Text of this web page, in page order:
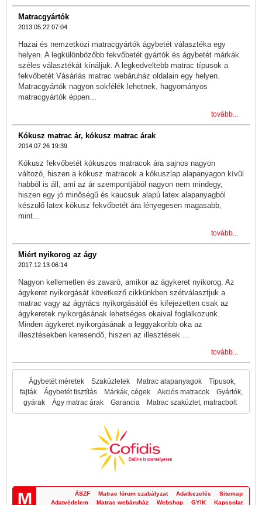
Matracgyártók
2013.05.22 07:04
Hazai és nemzetközi matracgyártók ágybetét választéka egy
helyen. A legkülönbözőbb fekvőbetét gyártók és ágybetét márkák
széles választékát kínáljuk. A legkedveltebb matrac típusok a
fekvőbetét Vásárlás matrac webáruház oldalain egy helyen.
Matracgyártók nagyon sokfélék lehetnek, hagyományos
matracgyártók éppen...
tovább...
Kókusz matrac ár, kókusz matrac árak
2014.07.26 19:39
Kókusz fekvőbetét kókuszos matracok ára sajnos nagyon
változó, hiszen a kókusz matracok a kókuszlap alapanyagon kívül
habból is áll, ami az ár szempontjából nagyon nem mindegy,
hiszen egy jó minőségű és kaucsuk alapú latex alapanyagból
készülő latex kókusz fekvőbetét ára lényegesen magasabb,
mint...
tovább...
Miért nyikorog az ágy
2017.12.13 06:14
Nagyon kellemetlen és zavaró, amikor az ágykeret nyikorog. Az
ágykeret nyikorgását következő cikkünkben szétválasztjuk a
matrac vagy az ágyrács nyikorgásától és kifejezetten csak az
ágykeretek nyikorgásának lehetséges okaival foglalkozunk.
Minden ágykeret nyikorgásának a leggyakoribb oka az
illesztésekben keresendő, hiszen az illesztések ...
tovább...
Ágybetét méretek Szaküzletek Matrac alapanyagok
Típusok,
fajták
Ágybetét tisztítás Márkák, cégek Akciós matracok
Gyártók,
gyárak
Ágy matrac árak Garancia Matrac szaküzlet, matracbolt
ÁSZF Matrac fórum szabályzat Adatkezelés
Sitemap
Adatvédelem
Matrac webáruház Webshop GYIK Kapcsolat